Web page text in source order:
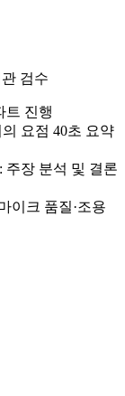
검수
트 진행
의 요점 40초 요약
주장 분석 및 결론
이크 품질·조용